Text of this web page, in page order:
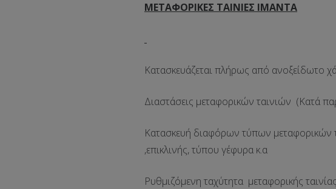
ΜETAΦΟΡΙΚΕΣ ΤΑΙΝΙΕΣ ΙΜΑΝΤΑ
Κατασκευάζεται πλήρως από ανοξείδωτο
Διαστάσεις μεταφορικών ταινιών (Κατά
Κατασκευή διαφόρων τύπων μεταφορικών
,επικλινής, τύπου γέφυρα κ.α
Ρυθμιζόμενη ταχύτητα μεταφορικής